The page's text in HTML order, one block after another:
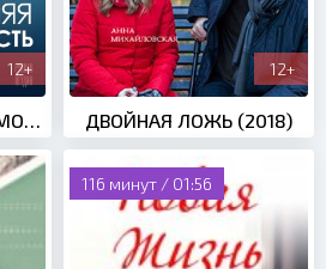
12+
КРАЙНЯЯ НЕОБХОДИМОСТЬ (2021)
12+
ДВОЙНАЯ ЛОЖЬ (2018)
116 минут / 01:56